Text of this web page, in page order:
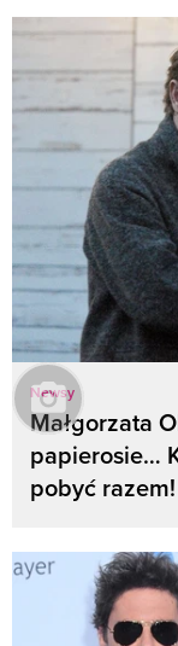
Newsy
Małgorzata
papierosie…
pobyć